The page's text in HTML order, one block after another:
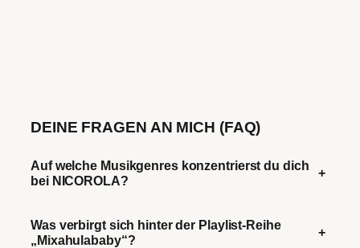
DEINE FRAGEN AN MICH (FAQ)
Auf welche Musikgenres konzentrierst du dich
bei NICOROLA?
+
Was verbirgt sich hinter der Playlist-Reihe
„Mixahulababy“?
+